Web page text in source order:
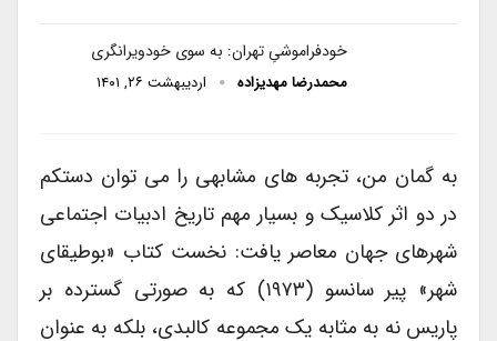
خود‌فراموشیِ تهران: به سوی خودویرانگری
محمدرضا مهدیزاده اردیبهشت ۲۶, ۱۴۰۱
به گمان من، تجربه های مشابهی را می توان دستکم
در دو اثر کلاسیک و بسیار مهم تاریخ ادبیات اجتماعی
شهرهای جهان معاصر یافت: نخست کتاب «بوطیقای
شهر» پیر سانسو (۱۹۷۳) که به صورتی گسترده بر
پاریس نه به مثابه یک مجموعه کالبدی، بلکه به عنوان